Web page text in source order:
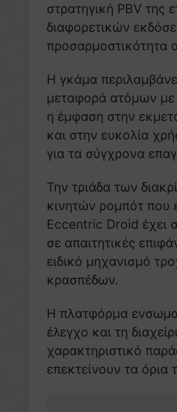
στρατηγική PBV της
διαφορετικών
προσαρμοστικότητα
Η γκάμα
μεταφορά ατόμων με
η έμφαση στην
και στην ευκολία
για τα σύγχρονα
Την τριάδα των
κινητών ρομπότ που
Eccentric Droid έχει
σε απαιτητικές
ειδικό μηχανισμό
κρασπέδων.
Η πλατφόρμα
έλεγχο και τη
χαρακτηριστικό
επεκτείνουν τα όρια